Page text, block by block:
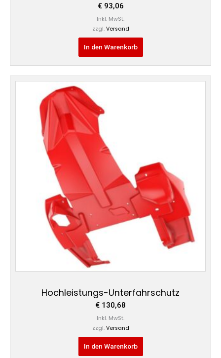
€93,06
Inkl. MwSt.
zzgl. Versand
In den Warenkorb
Hochleistungs-Unterfahrschutz
€ 130,68
Inkl. MwSt.
zzgl. Versand
In den Warenkorb